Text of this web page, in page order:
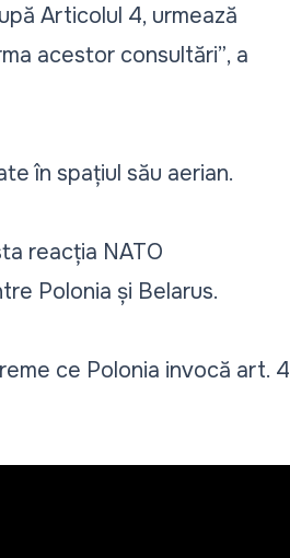
Articolul 4, urmează
acestor consultări”, a
în spațiul său aerian.
reacția NATO
Polonia și Belarus.
ce Polonia invocă art. 4